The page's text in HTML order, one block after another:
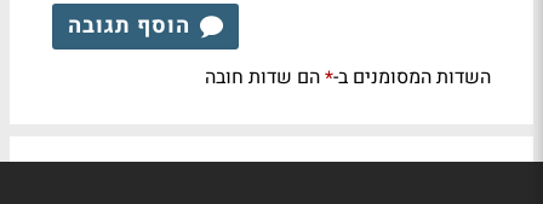
הוסף תגובה
השדות המסומנים ב-*הם שדות חובה